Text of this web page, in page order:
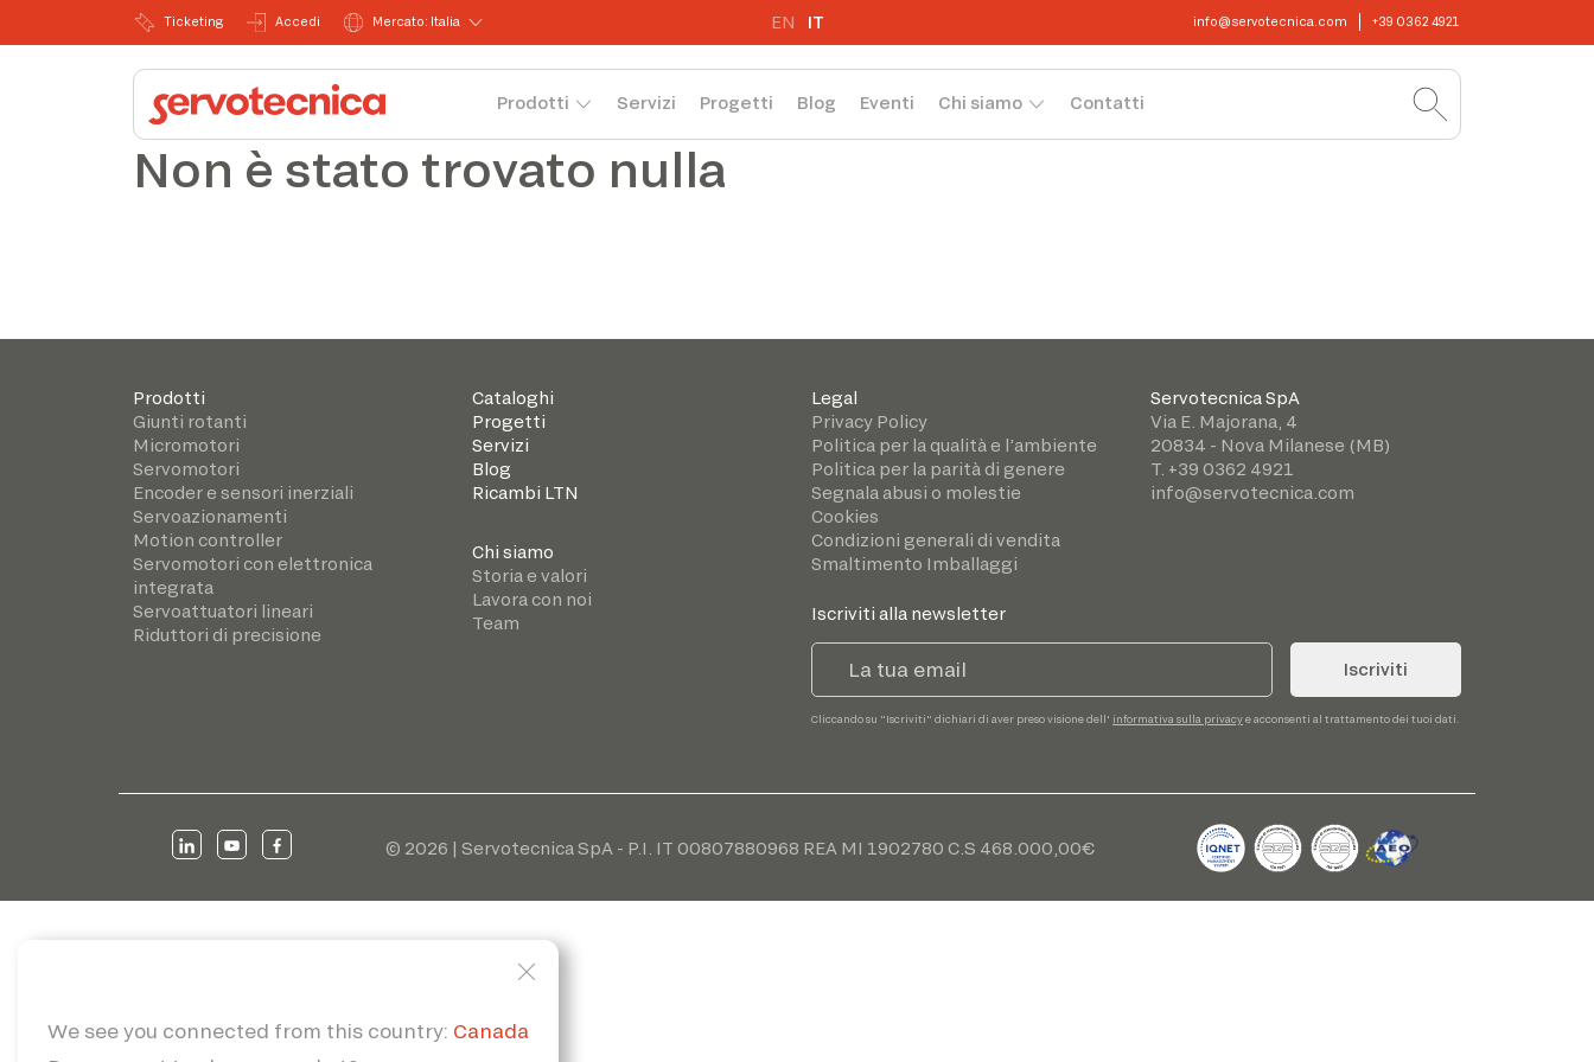
Ticketing Accedi Mercato: Italia EN IT info@servotecnica.com +39 0362 4921
Prodotti Servizi Progetti Blog Eventi Chi siamo Contatti
Non è stato trovato nulla
Prodotti
Giunti rotanti
Micromotori
Servomotori
Encoder e sensori inerziali
Servoazionamenti
Motion controller
Servomotori con elettronica
integrata
Servoattuatori lineari
Riduttori di precisione
Cataloghi
Progetti
Servizi
Blog
Ricambi LTN
Chi siamo
Storia e valori
Lavora con noi
Team
Legal
Privacy Policy
Politica per la qualità e l’ambiente
Politica per la parità di genere
Segnala abusi o molestie
Cookies
Condizioni generali di vendita
Smaltimento Imballaggi
Servotecnica SpA
Via E. Majorana, 4
20834 - Nova Milanese (MB)
T. +39 0362 4921
info@servotecnica.com
Iscriviti alla newsletter
Iscriviti
Cliccando su "Iscriviti" dichiari di aver preso visione dell' informativa sulla privacye acconsenti al trattamento dei tuoi dati.
© 2026 | Servotecnica SpA - P.I. IT 00807880968 REA MI 1902780 C.S 468.000,00€